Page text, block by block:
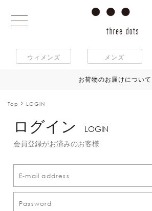
ウィメンズ メンズ
お荷物のお届けについて
Top LOGIN
ログイン LOGIN
会員登録がお済みのお客様